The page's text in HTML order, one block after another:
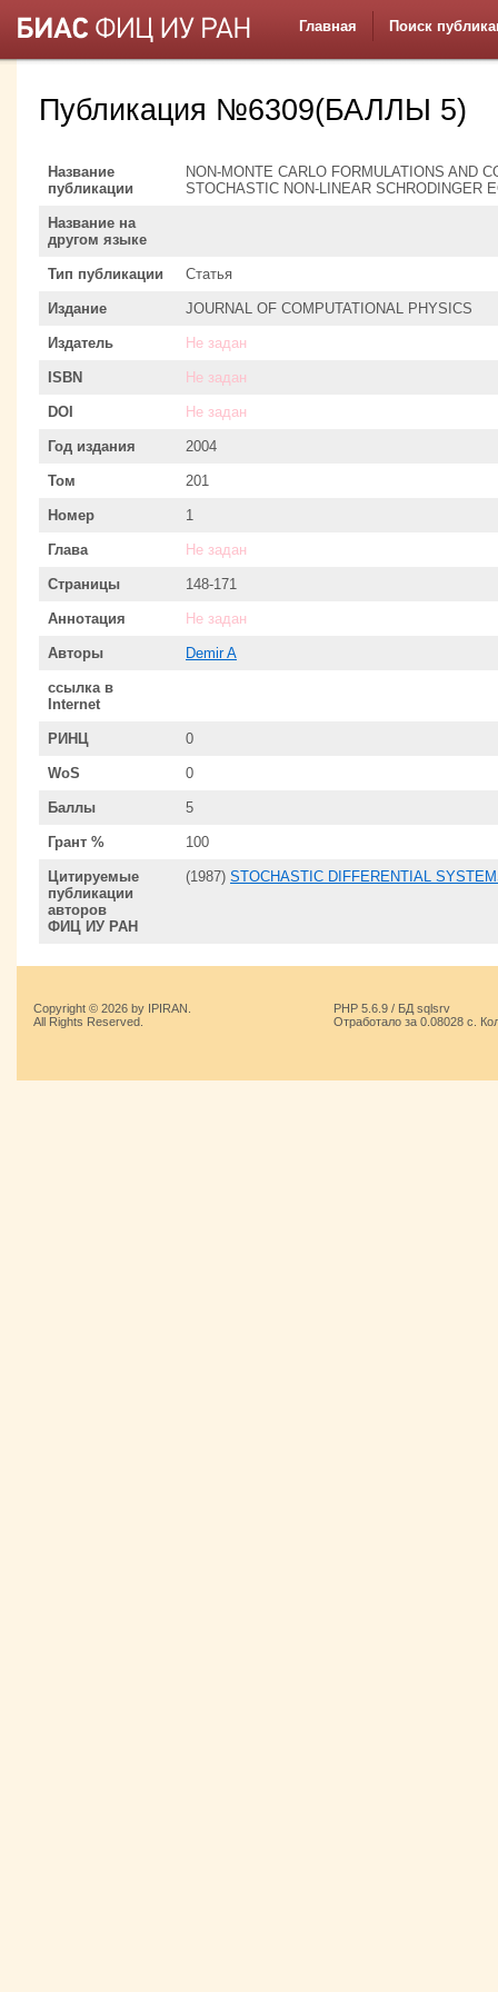
Главная Поиск
Публикация №6309(БАЛЛЫ 5)
Название
публикации
NON-MONTE CARLO FORMULATIONS AND
STOCHASTIC NON-LINEAR SCHRODINGER
Название на
другом языке
Тип публикации Статья
Издание JOURNAL OF COMPUTATIONAL PHYSICS
Издатель Не задан
ISBN Не задан
DOI Не задан
Год издания 2004
Том 201
Номер 1
Глава Не задан
Страницы 148-171
Аннотация Не задан
Авторы Demir A
ссылка в
Internet
РИНЦ 0
WoS 0
Баллы 5
Грант % 100
Цитируемые
публикации
авторов
ФИЦ ИУ РАН
(1987) STOCHASTIC DIFFERENTIAL
Copyright © 2026 by IPIRAN.
All Rights Reserved.
PHP 5.6.9 / БД sqlsrv
Отработало за 0.08028 с.